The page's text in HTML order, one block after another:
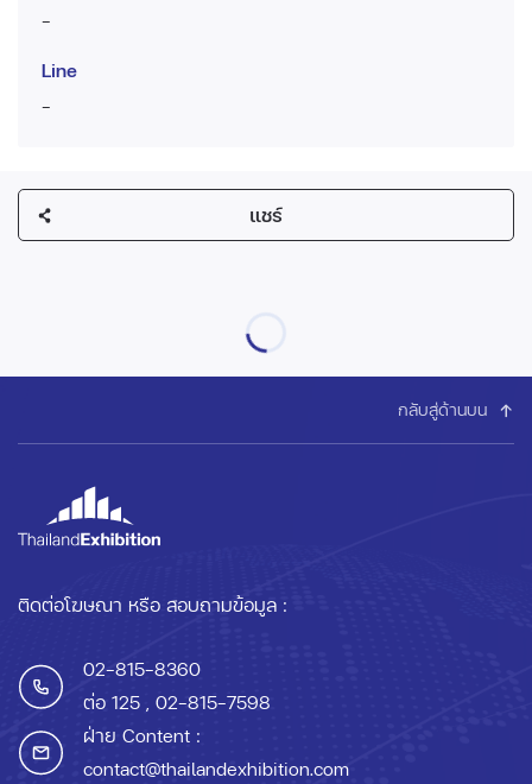
-
Line
-
แชร์
กลับสู่ด้านบน
ติดต่อโฆษณา หรือ สอบถามข้อมูล :
02-815-8360
ต่อ 125 , 02-815-7598
ฝ่าย Content :
contact@thailandexhibition.com